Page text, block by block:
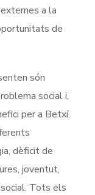
a la
de
són
social i,
per a Betxí.
dèficit de
joventut,
social. Tots els